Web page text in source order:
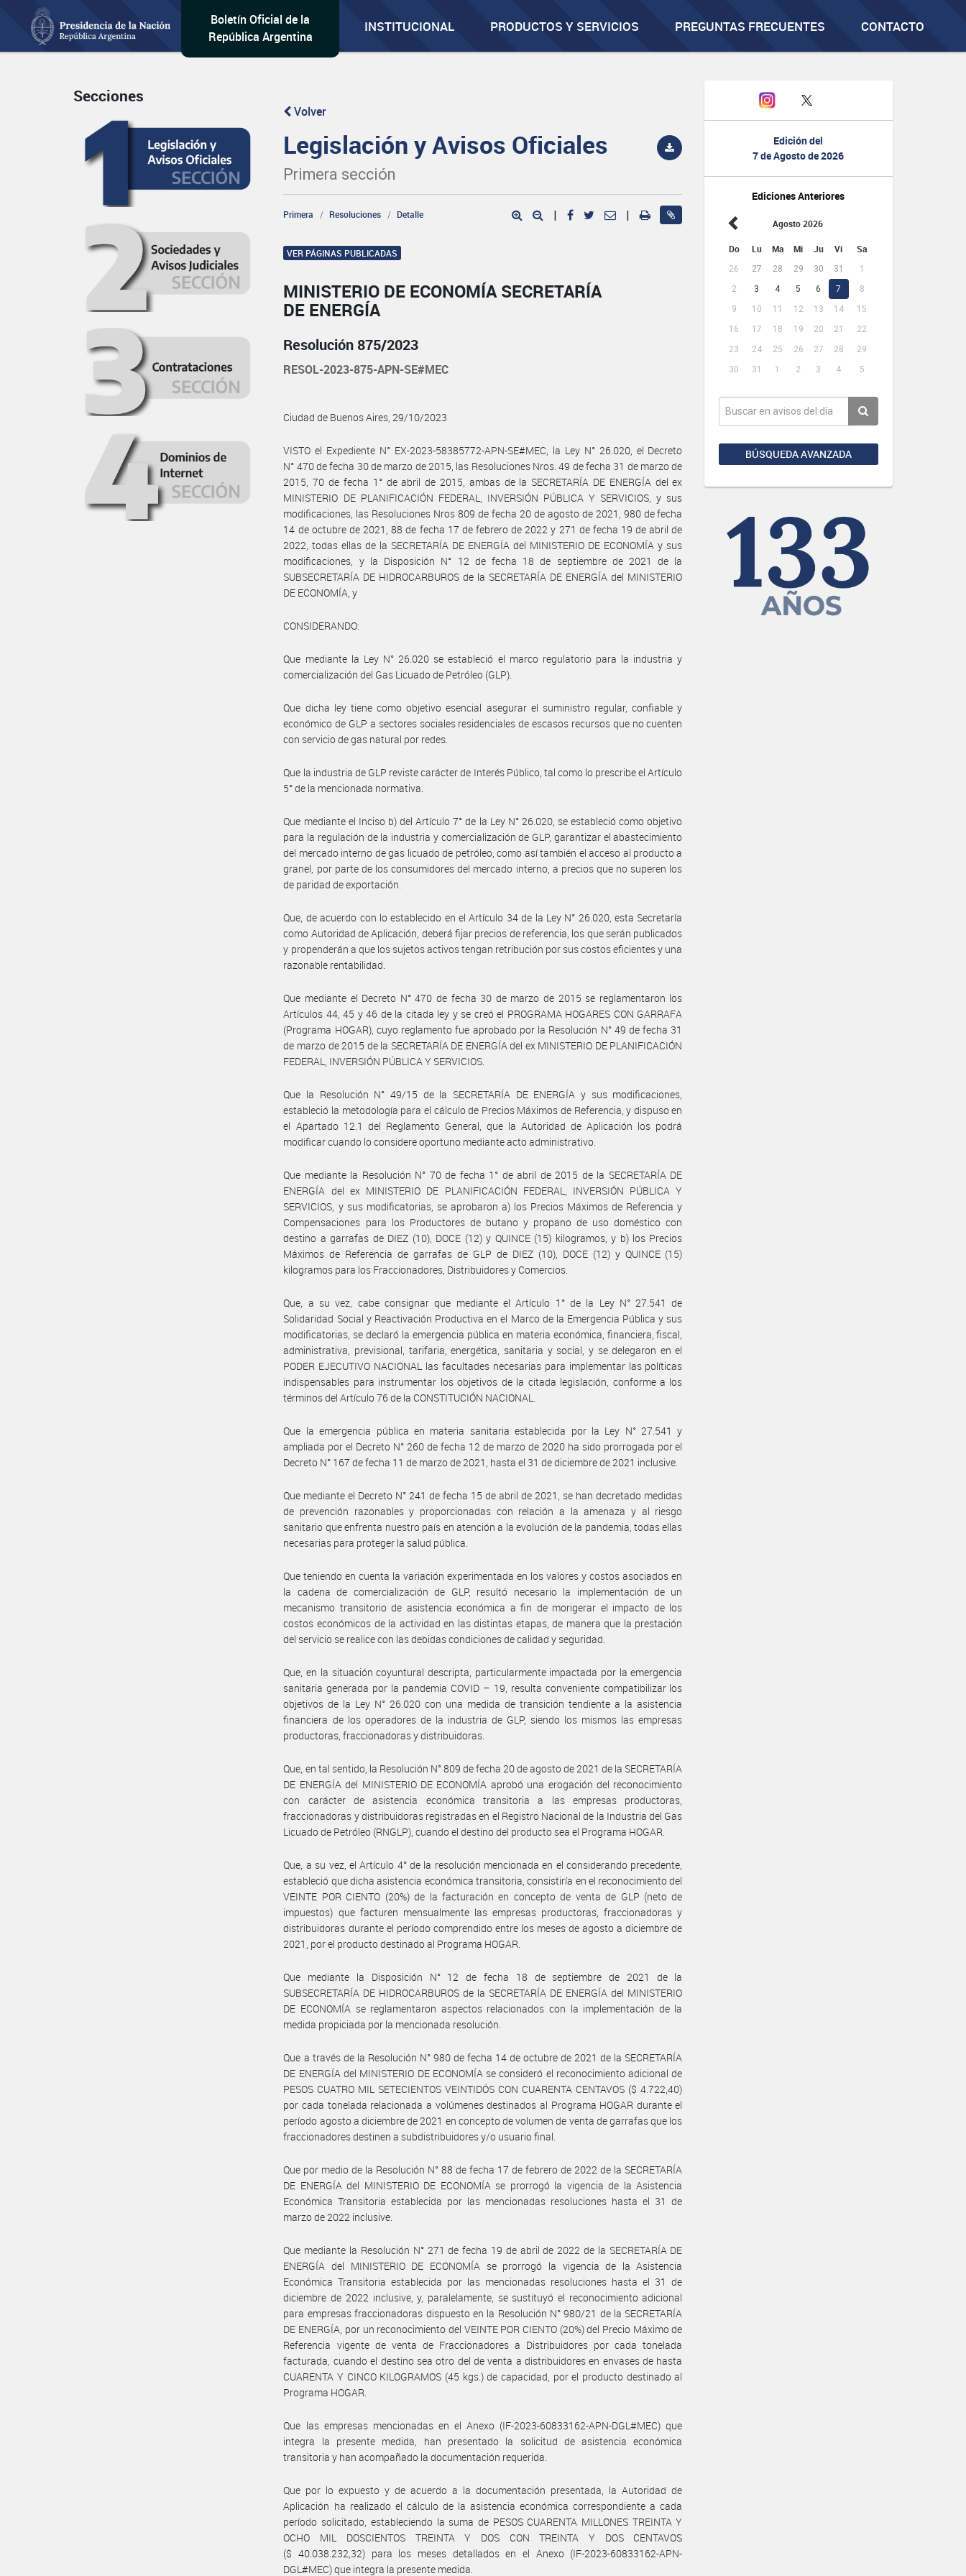
Boletín Oficial de la
República Argentina
INSTITUCIONAL PRODUCTOS Y SERVICIOS PREGUNTAS FRECUENTES CONTACTO
Edición del
7 de Agosto de 2026
Ediciones Anteriores
Agosto 2026
Do Lu Ma Mi Ju Vi Sa
26 27 28 29 30 31
1
2
3 4 5 6 7
8
9
10 11 12 13 14
15
16
17 18 19 20 21
22
23
24 25 26 27 28
29
30
31 1 2 3 4 5
BÚSQUEDA AVANZADA
Secciones
Volver
Legislación y Avisos Oficiales
Primera sección
Primera Resoluciones Detalle | |
VER PÁGINAS PUBLICADAS
MINISTERIO DE ECONOMÍA SECRETARÍA
DE ENERGÍA
Resolución 875/2023
RESOL-2023-875-APN-SE#MEC
Ciudad de Buenos Aires, 29/10/2023
VISTO el Expediente N° EX-2023-58385772-APN-SE#MEC, la Ley N° 26.020, el Decreto
N° 470 de fecha 30 de marzo de 2015, las Resoluciones Nros. 49 de fecha 31 de marzo de
2015, 70 de fecha 1° de abril de 2015, ambas de la SECRETARÍA DE ENERGÍA del ex
MINISTERIO DE PLANIFICACIÓN FEDERAL, INVERSIÓN PÚBLICA Y SERVICIOS, y sus
modificaciones, las Resoluciones Nros 809 de fecha 20 de agosto de 2021, 980 de fecha
14 de octubre de 2021, 88 de fecha 17 de febrero de 2022 y 271 de fecha 19 de abril de
2022, todas ellas de la SECRETARÍA DE ENERGÍA del MINISTERIO DE ECONOMÍA y sus
modificaciones, y la Disposición N° 12 de fecha 18 de septiembre de 2021 de la
SUBSECRETARÍA DE HIDROCARBUROS de la SECRETARÍA DE ENERGÍA del MINISTERIO
DE ECONOMÍA, y
CONSIDERANDO:
Que mediante la Ley N° 26.020 se estableció el marco regulatorio para la industria y
comercialización del Gas Licuado de Petróleo (GLP).
Que dicha ley tiene como objetivo esencial asegurar el suministro regular, confiable y
económico de GLP a sectores sociales residenciales de escasos recursos que no cuenten
con servicio de gas natural por redes.
Que la industria de GLP reviste carácter de Interés Público, tal como lo prescribe el Artículo
5° de la mencionada normativa.
Que mediante el Inciso b) del Artículo 7° de la Ley N° 26.020, se estableció como objetivo
para la regulación de la industria y comercialización de GLP, garantizar el abastecimiento
del mercado interno de gas licuado de petróleo, como así también el acceso al producto a
granel, por parte de los consumidores del mercado interno, a precios que no superen los
de paridad de exportación.
Que, de acuerdo con lo establecido en el Artículo 34 de la Ley N° 26.020, esta Secretaría
como Autoridad de Aplicación, deberá fijar precios de referencia, los que serán publicados
y propenderán a que los sujetos activos tengan retribución por sus costos eficientes y una
razonable rentabilidad.
Que mediante el Decreto N° 470 de fecha 30 de marzo de 2015 se reglamentaron los
Artículos 44, 45 y 46 de la citada ley y se creó el PROGRAMA HOGARES CON GARRAFA
(Programa HOGAR), cuyo reglamento fue aprobado por la Resolución N° 49 de fecha 31
de marzo de 2015 de la SECRETARÍA DE ENERGÍA del ex MINISTERIO DE PLANIFICACIÓN
FEDERAL, INVERSIÓN PÚBLICA Y SERVICIOS.
Que la Resolución N° 49/15 de la SECRETARÍA DE ENERGÍA y sus modificaciones,
estableció la metodología para el cálculo de Precios Máximos de Referencia, y dispuso en
el Apartado 12.1 del Reglamento General, que la Autoridad de Aplicación los podrá
modificar cuando lo considere oportuno mediante acto administrativo.
Que mediante la Resolución N° 70 de fecha 1° de abril de 2015 de la SECRETARÍA DE
ENERGÍA del ex MINISTERIO DE PLANIFICACIÓN FEDERAL, INVERSIÓN PÚBLICA Y
SERVICIOS, y sus modificatorias, se aprobaron a) los Precios Máximos de Referencia y
Compensaciones para los Productores de butano y propano de uso doméstico con
destino a garrafas de DIEZ (10), DOCE (12) y QUINCE (15) kilogramos, y b) los Precios
Máximos de Referencia de garrafas de GLP de DIEZ (10), DOCE (12) y QUINCE (15)
kilogramos para los Fraccionadores, Distribuidores y Comercios.
Que, a su vez, cabe consignar que mediante el Artículo 1° de la Ley N° 27.541 de
Solidaridad Social y Reactivación Productiva en el Marco de la Emergencia Pública y sus
modificatorias, se declaró la emergencia pública en materia económica, financiera, fiscal,
administrativa, previsional, tarifaria, energética, sanitaria y social, y se delegaron en el
PODER EJECUTIVO NACIONAL las facultades necesarias para implementar las políticas
indispensables para instrumentar los objetivos de la citada legislación, conforme a los
términos del Artículo 76 de la CONSTITUCIÓN NACIONAL.
Que la emergencia pública en materia sanitaria establecida por la Ley N° 27.541 y
ampliada por el Decreto N° 260 de fecha 12 de marzo de 2020 ha sido prorrogada por el
Decreto N° 167 de fecha 11 de marzo de 2021, hasta el 31 de diciembre de 2021 inclusive.
Que mediante el Decreto N° 241 de fecha 15 de abril de 2021, se han decretado medidas
de prevención razonables y proporcionadas con relación a la amenaza y al riesgo
sanitario que enfrenta nuestro país en atención a la evolución de la pandemia, todas ellas
necesarias para proteger la salud pública.
Que teniendo en cuenta la variación experimentada en los valores y costos asociados en
la cadena de comercialización de GLP, resultó necesario la implementación de un
mecanismo transitorio de asistencia económica a fin de morigerar el impacto de los
costos económicos de la actividad en las distintas etapas, de manera que la prestación
del servicio se realice con las debidas condiciones de calidad y seguridad.
Que, en la situación coyuntural descripta, particularmente impactada por la emergencia
sanitaria generada por la pandemia COVID – 19, resulta conveniente compatibilizar los
objetivos de la Ley N° 26.020 con una medida de transición tendiente a la asistencia
financiera de los operadores de la industria de GLP, siendo los mismos las empresas
productoras, fraccionadoras y distribuidoras.
Que, en tal sentido, la Resolución N° 809 de fecha 20 de agosto de 2021 de la SECRETARÍA
DE ENERGÍA del MINISTERIO DE ECONOMÍA aprobó una erogación del reconocimiento
con carácter de asistencia económica transitoria a las empresas productoras,
fraccionadoras y distribuidoras registradas en el Registro Nacional de la Industria del Gas
Licuado de Petróleo (RNGLP), cuando el destino del producto sea el Programa HOGAR.
Que, a su vez, el Artículo 4° de la resolución mencionada en el considerando precedente,
estableció que dicha asistencia económica transitoria, consistiría en el reconocimiento del
VEINTE POR CIENTO (20%) de la facturación en concepto de venta de GLP (neto de
impuestos) que facturen mensualmente las empresas productoras, fraccionadoras y
distribuidoras durante el período comprendido entre los meses de agosto a diciembre de
2021, por el producto destinado al Programa HOGAR.
Que mediante la Disposición N° 12 de fecha 18 de septiembre de 2021 de la
SUBSECRETARÍA DE HIDROCARBUROS de la SECRETARÍA DE ENERGÍA del MINISTERIO
DE ECONOMÍA se reglamentaron aspectos relacionados con la implementación de la
medida propiciada por la mencionada resolución.
Que a través de la Resolución N° 980 de fecha 14 de octubre de 2021 de la SECRETARÍA
DE ENERGÍA del MINISTERIO DE ECONOMÍA se consideró el reconocimiento adicional de
PESOS CUATRO MIL SETECIENTOS VEINTIDÓS CON CUARENTA CENTAVOS ($ 4.722,40)
por cada tonelada relacionada a volúmenes destinados al Programa HOGAR durante el
período agosto a diciembre de 2021 en concepto de volumen de venta de garrafas que los
fraccionadores destinen a subdistribuidores y/o usuario final.
Que por medio de la Resolución N° 88 de fecha 17 de febrero de 2022 de la SECRETARÍA
DE ENERGÍA del MINISTERIO DE ECONOMÍA se prorrogó la vigencia de la Asistencia
Económica Transitoria establecida por las mencionadas resoluciones hasta el 31 de
marzo de 2022 inclusive.
Que mediante la Resolución N° 271 de fecha 19 de abril de 2022 de la SECRETARÍA DE
ENERGÍA del MINISTERIO DE ECONOMÍA se prorrogó la vigencia de la Asistencia
Económica Transitoria establecida por las mencionadas resoluciones hasta el 31 de
diciembre de 2022 inclusive, y, paralelamente, se sustituyó el reconocimiento adicional
para empresas fraccionadoras dispuesto en la Resolución N° 980/21 de la SECRETARÍA
DE ENERGÍA, por un reconocimiento del VEINTE POR CIENTO (20%) del Precio Máximo de
Referencia vigente de venta de Fraccionadores a Distribuidores por cada tonelada
facturada, cuando el destino sea otro del de venta a distribuidores en envases de hasta
CUARENTA Y CINCO KILOGRAMOS (45 kgs.) de capacidad, por el producto destinado al
Programa HOGAR.
Que las empresas mencionadas en el Anexo (IF-2023-60833162-APN-DGL#MEC) que
integra la presente medida, han presentado la solicitud de asistencia económica
transitoria y han acompañado la documentación requerida.
Que por lo expuesto y de acuerdo a la documentación presentada, la Autoridad de
Aplicación ha realizado el cálculo de la asistencia económica correspondiente a cada
período solicitado, estableciendo la suma de PESOS CUARENTA MILLONES TREINTA Y
OCHO MIL DOSCIENTOS TREINTA Y DOS CON TREINTA Y DOS CENTAVOS
($ 40.038.232,32) para los meses detallados en el Anexo (IF-2023-60833162-APN-
DGL#MEC) que integra la presente medida.